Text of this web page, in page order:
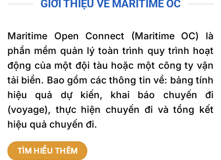
GIỚI THIỆU VỀ MARITIME OC
Maritime Open Connect (Maritime OC) là
phần mềm quản lý toàn trình quy trình hoạt
động của một đội tàu hoặc một công ty vận
tải biển. Bao gồm các thông tin về: bảng tính
hiệu quả dự kiến, khai báo chuyến đi
(voyage), thực hiện chuyến đi và tổng kết
hiệu quả chuyến đi.
TÌM HIỂU THÊM